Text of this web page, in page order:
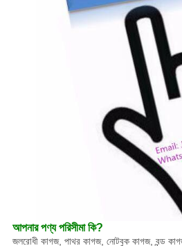
আপনার পণ্য পরিসীমা কি?
জলরোধী কাগজ, পাথর কাগজ, নোটবুক কাগজ, বন্ড